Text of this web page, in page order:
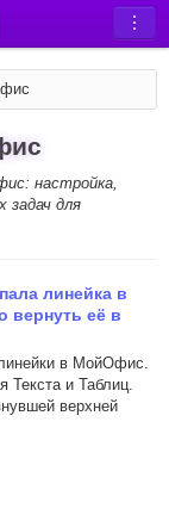
настройка,
задач для
линейка в
вернуть её в
в МойОфис.
Текста и Таблиц.
верхней